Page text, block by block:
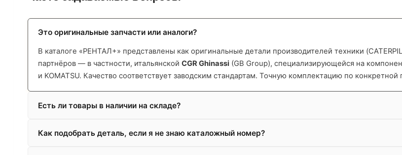
Это оригинальные запчасти или аналоги?
В каталоге «РЕНТАЛ+» представлены как оригинальные детали производителей техники
партнёров — в частности, итальянской CGR Ghinassi (GB Group), специализирующейся на
и KOMATSU. Качество соответствует заводским стандартам. Точную комплектацию по
Есть ли товары в наличии на складе?
Как подобрать деталь, если я не знаю каталожный номер?